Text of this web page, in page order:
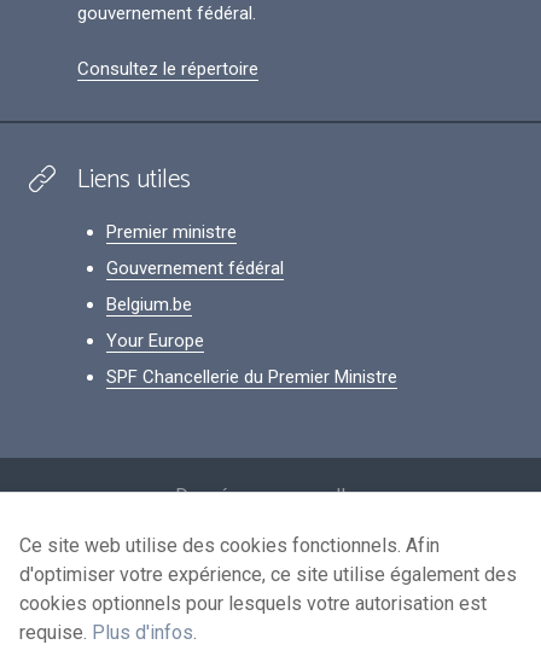
gouvernement fédéral.
Consultez le répertoire
Liens utiles
Premier ministre
Gouvernement fédéral
Belgium.be
Your Europe
SPF Chancellerie du Premier Ministre
Données personnelles
Conditions de réutilisation
Contactez-nous
Ce site web utilise des cookies fonctionnels. Afin
d'optimiser votre expérience, ce site utilise également des
cookies optionnels pour lesquels votre autorisation est
requise. Plus d'infos.